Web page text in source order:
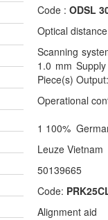
Code : ODSL
Optical
Scanning
1.0 mm
Piece(s)
Operational
1 100%
Leuze
50139665
Code:
Alignment aid